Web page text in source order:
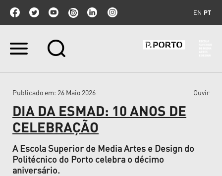
EN PT
Ir
Ir
navegação
Publicado em: 26 Maio 2026 Ouvir
DIA DA ESMAD: 10 ANOS DE
CELEBRAÇÃO
A Escola Superior de Media Artes e Design do
Politécnico do Porto celebra o décimo
aniversário.